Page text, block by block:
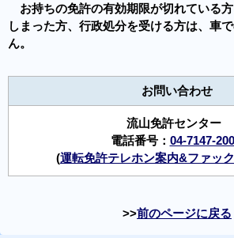
お持ちの免許の有効期限が切れている
しまった方、行政処分を受ける方は、車
ん。
お問い合わせ
流山免許センター
電話番号： 04-7147-
(運転免許テレホン案内&ファッ
前のページに戻る